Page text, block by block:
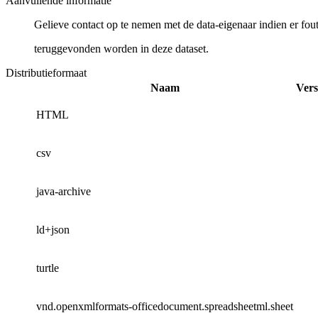
Gelieve contact op te nemen met de data-eigenaar indien er
teruggevonden worden in deze dataset.
Distributieformaat
Naam
HTML
csv
java-archive
ld+json
turtle
vnd.openxmlformats-officedocument.spreadsheetml.sheet